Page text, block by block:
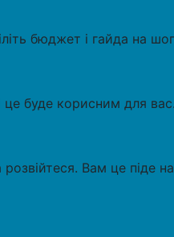
бюджет і гайда на
це буде корисним для вас.
Вам це піде на